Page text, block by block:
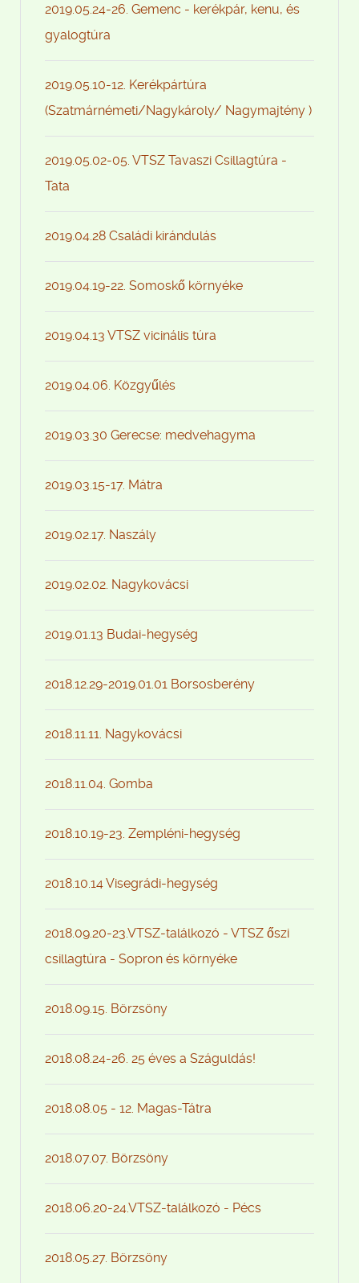
2019.05.24-26. Gemenc - kerékpár, kenu, és
gyalogtúra
2019.05.10-12. Kerékpártúra
(Szatmárnémeti/Nagykároly/ Nagymajtény )
2019.05.02-05. VTSZ Tavaszi Csillagtúra -
Tata
2019.04.28 Családi kirándulás
2019.04.19-22. Somoskő környéke
2019.04.13 VTSZ vicinális túra
2019.04.06. Közgyűlés
2019.03.30 Gerecse: medvehagyma
2019.03.15-17. Mátra
2019.02.17. Naszály
2019.02.02. Nagykovácsi
2019.01.13 Budai-hegység
2018.12.29-2019.01.01 Borsosberény
2018.11.11. Nagykovácsi
2018.11.04. Gomba
2018.10.19-23. Zempléni-hegység
2018.10.14 Visegrádi-hegység
2018.09.20-23.VTSZ-találkozó - VTSZ őszi
csillagtúra - Sopron és környéke
2018.09.15. Börzsöny
2018.08.24-26. 25 éves a Száguldás!
2018.08.05 - 12. Magas-Tátra
2018.07.07. Börzsöny
2018.06.20-24.VTSZ-találkozó - Pécs
2018.05.27. Börzsöny